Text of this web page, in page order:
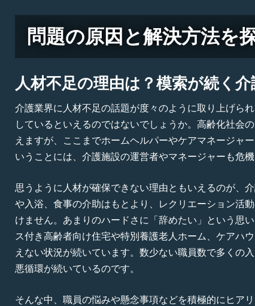
問題の原因と解決方法を
人材不足の理由は？模索が続く介
介護業界に人材不足の話題が度々のように取り上げら
しているといえるのではないでしょうか。高齢化社会
えますが、ここまでホームヘルパーやケアマネージャ
いうことには、介護施設の運営者やマネージャーも危機
思うように人材が確保できない理由ともいえるのが、
や入浴、食事の介助はもとより、レクリエーション活
けません。あまりのハードさに「辞めたい」という思
ス付き高齢者向け住宅や特別養護老人ホーム、ケアハ
えない状況が続いています。数少ない職員数で多くの
悪循環が続いているのです。
そんな中、職員の悩みや懸念事項などを積極的にヒア